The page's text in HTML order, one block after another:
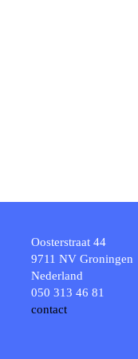
Oosterstraat 44
9711 NV Groningen
Nederland
050 313 46 81
contact